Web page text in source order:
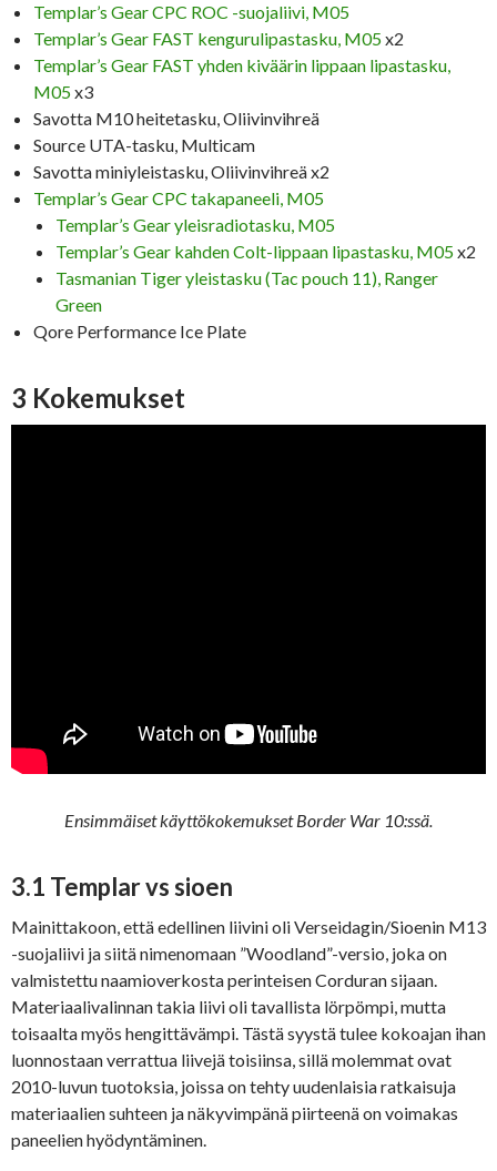
Templar’s Gear CPC ROC -suojaliivi, M05
Templar’s Gear FAST kengurulipastasku, M05x2
Templar’s Gear FAST yhden kiväärin lippaan lipastasku,
M05x3
Savotta M10 heitetasku, Oliivinvihreä
Source UTA-tasku, Multicam
Savotta miniyleistasku, Oliivinvihreä x2
Templar’s Gear CPC takapaneeli, M05
Templar’s Gear yleisradiotasku, M05
Templar’s Gear kahden Colt-lippaan lipastasku, M05x2
Tasmanian Tiger yleistasku (Tac pouch 11), Ranger
Green
Qore Performance Ice Plate
3 Kokemukset
Ensimmäiset käyttökokemukset Border War 10:ssä.
3.1 Templar vs sioen
Mainittakoon, että edellinen liivini oli Verseidagin/Sioenin M13
-suojaliivi ja siitä nimenomaan ”Woodland”-versio, joka on
valmistettu naamioverkosta perinteisen Corduran sijaan.
Materiaalivalinnan takia liivi oli tavallista lörpömpi, mutta
toisaalta myös hengittävämpi. Tästä syystä tulee kokoajan ihan
luonnostaan verrattua liivejä toisiinsa, sillä molemmat ovat
2010-luvun tuotoksia, joissa on tehty uudenlaisia ratkaisuja
materiaalien suhteen ja näkyvimpänä piirteenä on voimakas
paneelien hyödyntäminen.